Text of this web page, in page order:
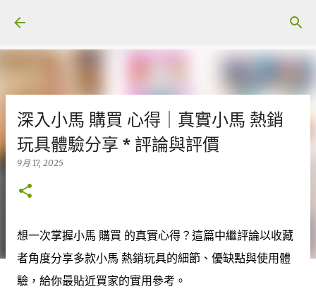
深入小馬 購買 心得｜真實小馬 熱銷
玩具體驗分享 * 評論與評價
9月 17, 2025
想一次掌握小馬 購買 的真實心得？這篇中繼評論以收藏
者角度分享多款小馬 熱銷玩具的細節、優缺點與使用體
驗，給你最貼近買家的實用參考。